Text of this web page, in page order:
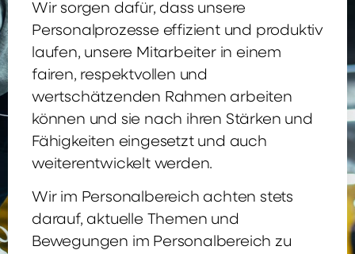
Wir sorgen dafür, dass unsere
Personalprozesse effizient und produktiv
laufen, unsere Mitarbeiter in einem
fairen, respektvollen und
wertschätzenden Rahmen arbeiten
können und sie nach ihren Stärken und
Fähigkeiten eingesetzt und auch
weiterentwickelt werden.
Wir im Personalbereich achten stets
darauf, aktuelle Themen und
Bewegungen im Personalbereich zu